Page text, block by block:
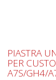
PIASTRA
PER
A7S/GH4/